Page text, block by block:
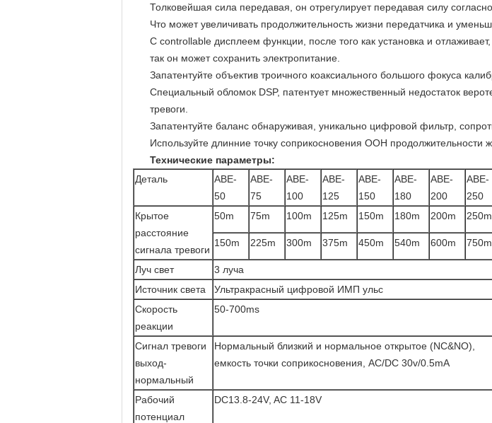
Толковейшая сила передавая, он отрегулирует передавая силу
Что может увеличивать продолжительность жизни передатчика и
С controllable дисплеем функции, после того как установка и отлаживает,
так он может сохранить электропитание.
Запатентуйте объектив троичного коаксиального большого фокуса
Специальный обломок DSP, патентует множественный недостаток
тревоги.
Запатентуйте баланс обнаруживая, уникально цифровой фильтр,
Используйте длинние точку соприкосновения ООН продолжительности
Технические параметры:
Деталь
ABE-
50
ABE-
75
ABE-
100
ABE-
125
ABE-
150
ABE-
180
ABE-
200
ABE-
250
Крытое
расстояние
сигнала тревоги
50m 75m 100m 125m 150m 180m 200m 250m
150m 225m 300m 375m 450m 540m 600m 750m
Луч свет
3 луча
Источник света
Ультракрасный цифровой ИМП ульс
Скорость
реакции
50-700ms
Сигнал тревоги
выход-
нормальный
Нормальный близкий и нормальное открытое (NC&NO),
емкость точки соприкосновения, AC/DC 30v/0.5mA
Рабочий
потенциал
DC13.8-24V, AC 11-18V